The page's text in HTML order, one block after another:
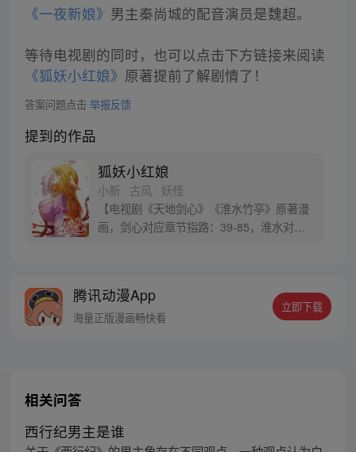
《一夜新娘》 男主秦尚城的配音演员是魏超。
等待电视剧的同时，也可以点击下方链接来阅读
《狐妖小红娘》 原著提前了解剧情了！
答案问题点击 举报反馈
提到的作品
狐妖小红娘
小新 · 古风 · 妖怪
【电视剧《天地剑心》《淮水竹亭》原著漫
画，剑心对应章节指路：39-85，淮水对应
腾讯动漫App
海量正版漫画畅快看
立即下载
相关问答
西行纪男主是谁